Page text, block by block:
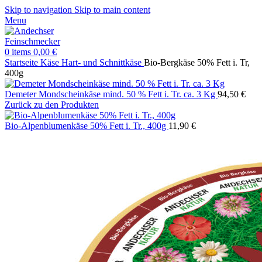
Skip to navigation Skip to main content
Menu
0 items 0,00 €
Startseite Käse Hart- und Schnittkäse Bio-Bergkäse 50% Fett i. Tr,
400g
Demeter Mondscheinkäse mind. 50 % Fett i. Tr. ca. 3 Kg 94,50 €
Zurück zu den Produkten
Bio-Alpenblumenkäse 50% Fett i. Tr., 400g 11,90 €